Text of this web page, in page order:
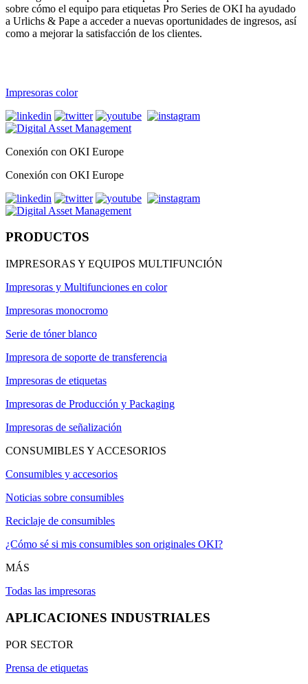
sobre cómo el equipo para etiquetas Pro Series de OKI ha ayudado
a Urlichs & Pape a acceder a nuevas oportunidades de ingresos, así
como a mejorar la satisfacción de los clientes.
Impresoras color
Conexión con OKI Europe
Conexión con OKI Europe
PRODUCTOS
IMPRESORAS Y EQUIPOS MULTIFUNCIÓN
Impresoras y Multifunciones en color
Impresoras monocromo
Serie de tóner blanco
Impresora de soporte de transferencia
Impresoras de etiquetas
Impresoras de Producción y Packaging
Impresoras de señalización
CONSUMIBLES Y ACCESORIOS
Consumibles y accesorios
Noticias sobre consumibles
Reciclaje de consumibles
¿Cómo sé si mis consumibles son originales OKI?
MÁS
Todas las impresoras
APLICACIONES INDUSTRIALES
POR SECTOR
Prensa de etiquetas